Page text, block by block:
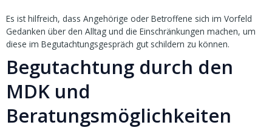
Es ist hilfreich, dass Angehörige oder Betroffene sich im Vorfeld
Gedanken über den Alltag und die Einschränkungen machen, um
diese im Begutachtungsgespräch gut schildern zu können.
Begutachtung durch den
MDK und
Beratungsmöglichkeiten